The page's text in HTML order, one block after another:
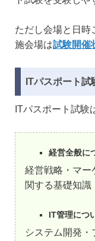
ただし会場と日時
施会場は試験開催
ITパスポート試
ITパスポート試験
経営全般に
経営戦略・マー
関する基礎知識
IT管理につ
システム開発